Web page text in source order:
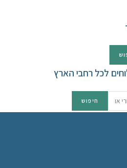
לכל רחבי הארץ